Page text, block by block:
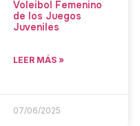
Voleibol Femenino
de los Juegos
Juveniles
LEER MÁS »
07/06/2025